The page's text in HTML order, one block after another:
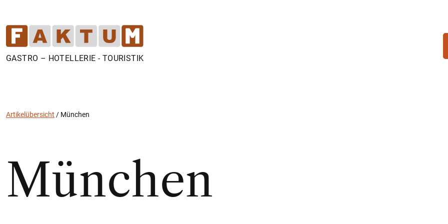
GASTRO – HOTELLERIE - TOURISTIK
Artikelübersicht / München
München